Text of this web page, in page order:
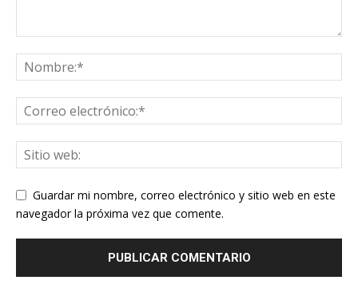
Guardar mi nombre, correo electrónico y sitio web en este
navegador la próxima vez que comente.